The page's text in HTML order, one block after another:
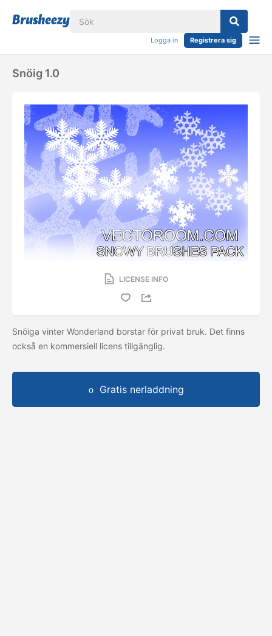
Logga in Registrera sig
Snöig 1.0
LICENSE INFO
Snöiga vinter Wonderland borstar för privat bruk. Det finns
också en kommersiell licens tillgänglig.
Gratis nerladdning